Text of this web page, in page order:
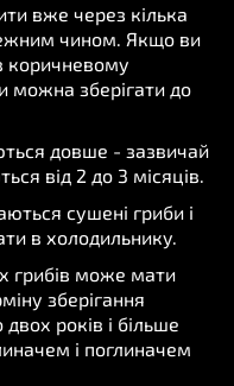
вже через кілька
чином. Якщо ви
коричневому
можна зберігати до
довше - зазвичай
від 2 до 3 місяців.
сушені гриби і
в холодильнику.
грибів може мати
зберігання
років і більше
і поглиначем